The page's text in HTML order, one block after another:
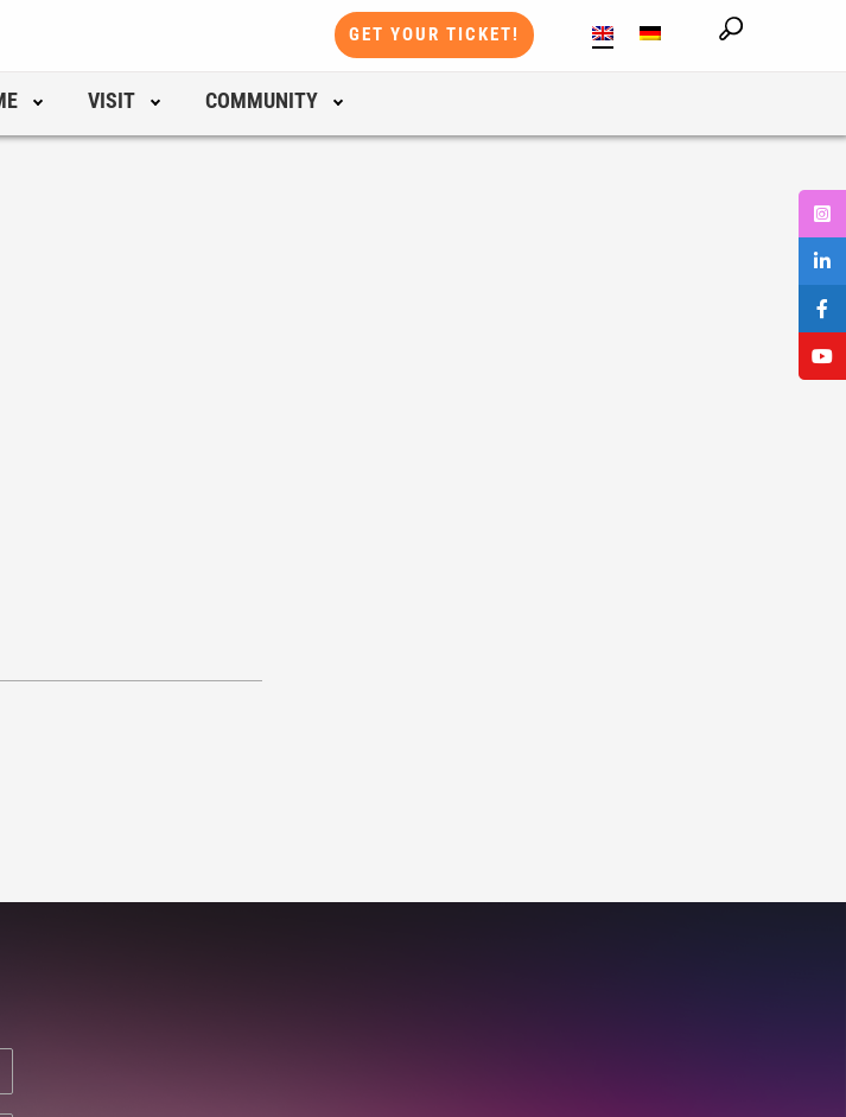
GET YOUR TICKET!
VISIT COMMUNITY